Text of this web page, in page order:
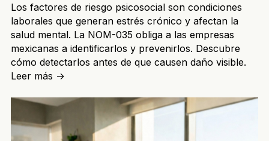
Los factores de riesgo psicosocial son condiciones
laborales que generan estrés crónico y afectan la
salud mental. La NOM-035 obliga a las empresas
mexicanas a identificarlos y prevenirlos. Descubre
cómo detectarlos antes de que causen daño visible.
Leer más →